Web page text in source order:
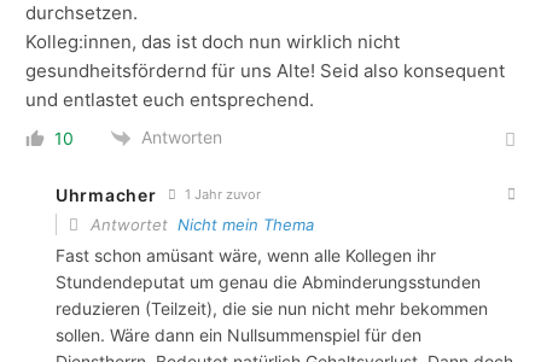
durchsetzen.
Kolleg:innen, das ist doch nun wirklich nicht
gesundheitsfördernd für uns Alte! Seid also konsequent
und entlastet euch entsprechend.
10 Antworten
Uhrmacher 1 Jahr zuvor
Antwortet Nicht mein Thema
Fast schon amüsant wäre, wenn alle Kollegen ihr
Stundendeputat um genau die Abminderungsstunden
reduzieren (Teilzeit), die sie nun nicht mehr bekommen
sollen. Wäre dann ein Nullsummenspiel für den